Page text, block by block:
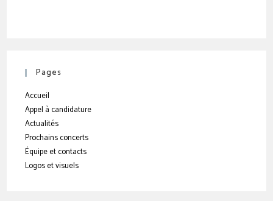
Pages
Accueil
Appel à candidature
Actualités
Prochains concerts
Équipe et contacts
Logos et visuels